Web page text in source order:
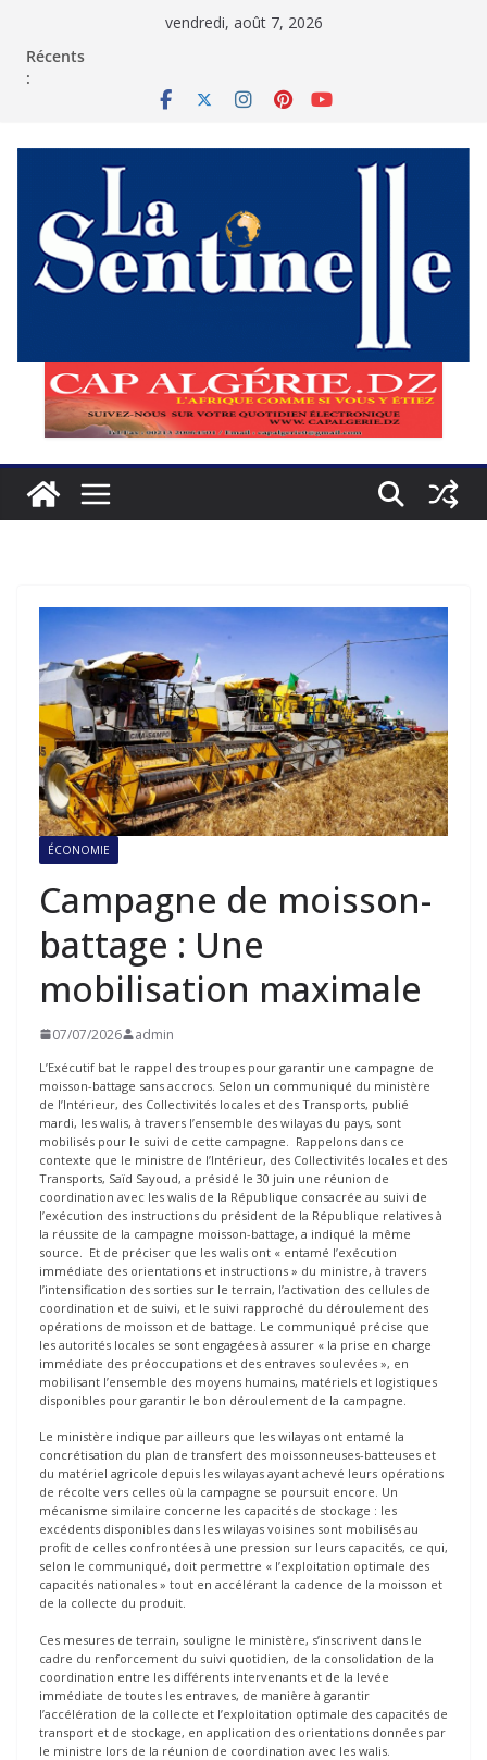
vendredi, août 7, 2026
Récents
:
ÉCONOMIE
Campagne de moisson-
battage : Une
mobilisation maximale
07/07/2026 admin
L’Exécutif bat le rappel des troupes pour garantir une campagne de
moisson-battage sans accrocs. Selon un communiqué du ministère
de l’Intérieur, des Collectivités locales et des Transports, publié
mardi, les walis, à travers l’ensemble des wilayas du pays, sont
mobilisés pour le suivi de cette campagne. Rappelons dans ce
contexte que le ministre de l’Intérieur, des Collectivités locales et des
Transports, Saïd Sayoud, a présidé le 30 juin une réunion de
coordination avec les walis de la République consacrée au suivi de
l’exécution des instructions du président de la République relatives à
la réussite de la campagne moisson-battage, a indiqué la même
source. Et de préciser que les walis ont « entamé l’exécution
immédiate des orientations et instructions » du ministre, à travers
l’intensification des sorties sur le terrain, l’activation des cellules de
coordination et de suivi, et le suivi rapproché du déroulement des
opérations de moisson et de battage. Le communiqué précise que
les autorités locales se sont engagées à assurer « la prise en charge
immédiate des préoccupations et des entraves soulevées », en
mobilisant l’ensemble des moyens humains, matériels et logistiques
disponibles pour garantir le bon déroulement de la campagne.
Le ministère indique par ailleurs que les wilayas ont entamé la
concrétisation du plan de transfert des moissonneuses-batteuses et
du matériel agricole depuis les wilayas ayant achevé leurs opérations
de récolte vers celles où la campagne se poursuit encore. Un
mécanisme similaire concerne les capacités de stockage : les
excédents disponibles dans les wilayas voisines sont mobilisés au
profit de celles confrontées à une pression sur leurs capacités, ce qui,
selon le communiqué, doit permettre « l’exploitation optimale des
capacités nationales » tout en accélérant la cadence de la moisson et
de la collecte du produit.
Ces mesures de terrain, souligne le ministère, s’inscrivent dans le
cadre du renforcement du suivi quotidien, de la consolidation de la
coordination entre les différents intervenants et de la levée
immédiate de toutes les entraves, de manière à garantir
l’accélération de la collecte et l’exploitation optimale des capacités de
transport et de stockage, en application des orientations données par
le ministre lors de la réunion de coordination avec les walis.